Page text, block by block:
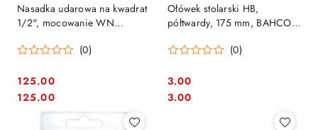
Nasadka udarowa na kwadrat
1/2", mocowanie WN
Koken [14400-14WN]
(0)
Cena:
125.00
Cena:
125.00
Ołówek stolarski HB,
półtwardy, 175 mm, BAHCO
(0)
Cena:
3.00
Cena:
3.00